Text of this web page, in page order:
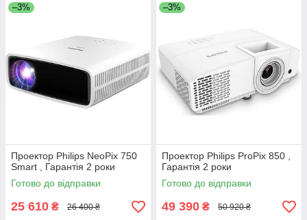
–3%
Проектор Philips NeoPix 750
Smart , Гарантія 2 роки
Готово до відправки
25 610 ₴ 26 400 ₴
–3%
Проектор Philips ProPix 850 ,
Гарантія 2 роки
Готово до відправки
49 390 ₴ 50 920 ₴